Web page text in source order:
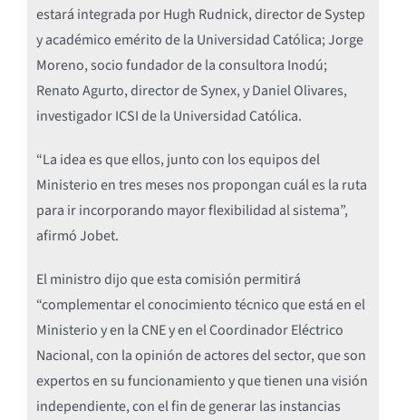
estará integrada por Hugh Rudnick, director de Systep
y académico emérito de la Universidad Católica; Jorge
Moreno, socio fundador de la consultora Inodú;
Renato Agurto, director de Synex, y Daniel Olivares,
investigador ICSI de la Universidad Católica.
“La idea es que ellos, junto con los equipos del
Ministerio en tres meses nos propongan cuál es la ruta
para ir incorporando mayor flexibilidad al sistema”,
afirmó Jobet.
El ministro dijo que esta comisión permitirá
“complementar el conocimiento técnico que está en el
Ministerio y en la CNE y en el Coordinador Eléctrico
Nacional, con la opinión de actores del sector, que son
expertos en su funcionamiento y que tienen una visión
independiente, con el fin de generar las instancias